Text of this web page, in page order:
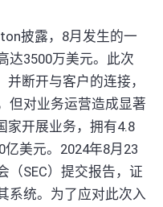
披露，8月发生的一
达3500万美元。此次
断开与客户的连接，
但对业务运营造成显著
家开展业务，拥有4.8
美元。2024年8月23
（SEC）提交报告，证
系统。为了应对此次入